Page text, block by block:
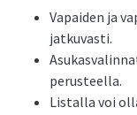
Vapaiden ja
jatkuvasti.
perusteella.
Listalla voi